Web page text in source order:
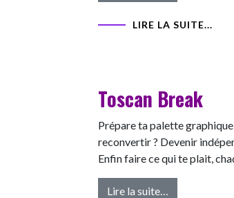
LIRE LA SUITE...
Toscan Break
Prépare ta palette
reconvertir ? Devenir
Enfin faire ce qui te plait,
Lire la suite…